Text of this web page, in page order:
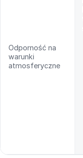
Odporność na
warunki
atmosferyczne